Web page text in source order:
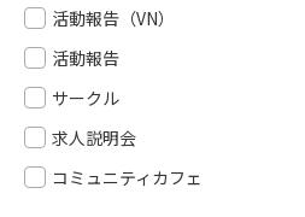
活動報告（VN）
活動報告
サークル
求人説明会
コミュニティカフェ